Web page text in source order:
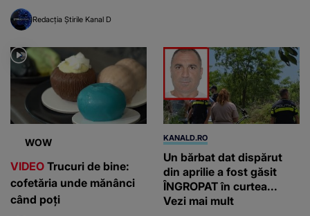
în gol mai mulți metri
Redacția Știrile Kanal D
WOW
VIDEO Trucuri de bine:
cofetăria unde mănânci
când poți
KANALD.RO
Un bărbat dat dispărut
din aprilie a fost găsit
ÎNGROPAT în curtea...
Vezi mai mult